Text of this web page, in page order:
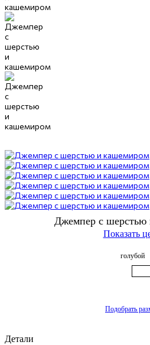
Джемпер с
Показать
голубой
Подобрать
Детали